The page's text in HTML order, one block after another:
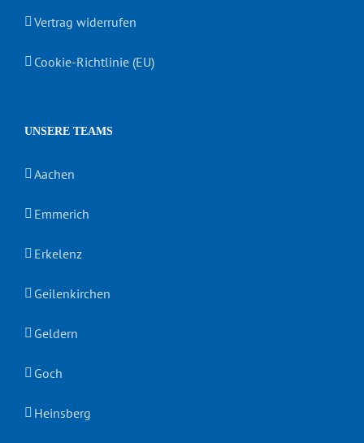
Vertrag widerrufen
Cookie-Richtlinie (EU)
UNSERE TEAMS
Aachen
Emmerich
Erkelenz
Geilenkirchen
Geldern
Goch
Heinsberg